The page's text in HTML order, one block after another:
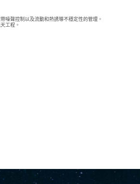
噪聲控制以及流動和熱誘導不穩定性的管理。
工程。